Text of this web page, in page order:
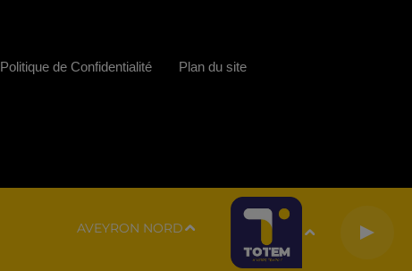
AVEYRON NORD
Politique de Confidentialité Plan du site